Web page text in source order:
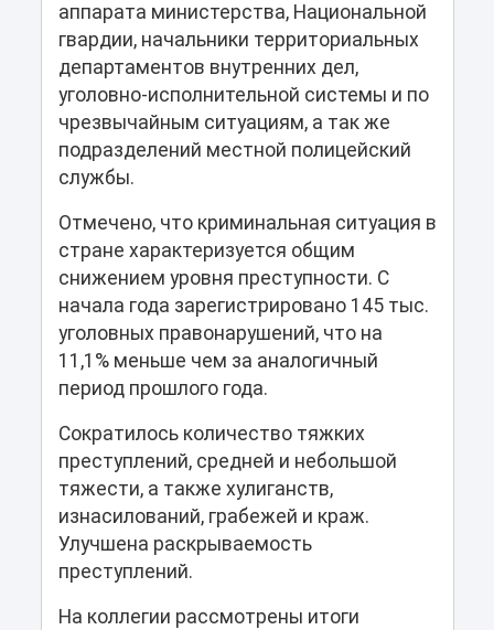
аппарата министерства, Национальной
гвардии, начальники территориальных
департаментов внутренних дел,
уголовно-исполнительной системы и по
чрезвычайным ситуациям, а так же
подразделений местной полицейский
службы.
Отмечено, что криминальная ситуация в
стране характеризуется общим
снижением уровня преступности. С
начала года зарегистрировано 145 тыс.
уголовных правонарушений, что на
11,1% меньше чем за аналогичный
период прошлого года.
Сократилось количество тяжких
преступлений, средней и небольшой
тяжести, а также хулиганств,
изнасилований, грабежей и краж.
Улучшена раскрываемость
преступлений.
На коллегии рассмотрены итоги